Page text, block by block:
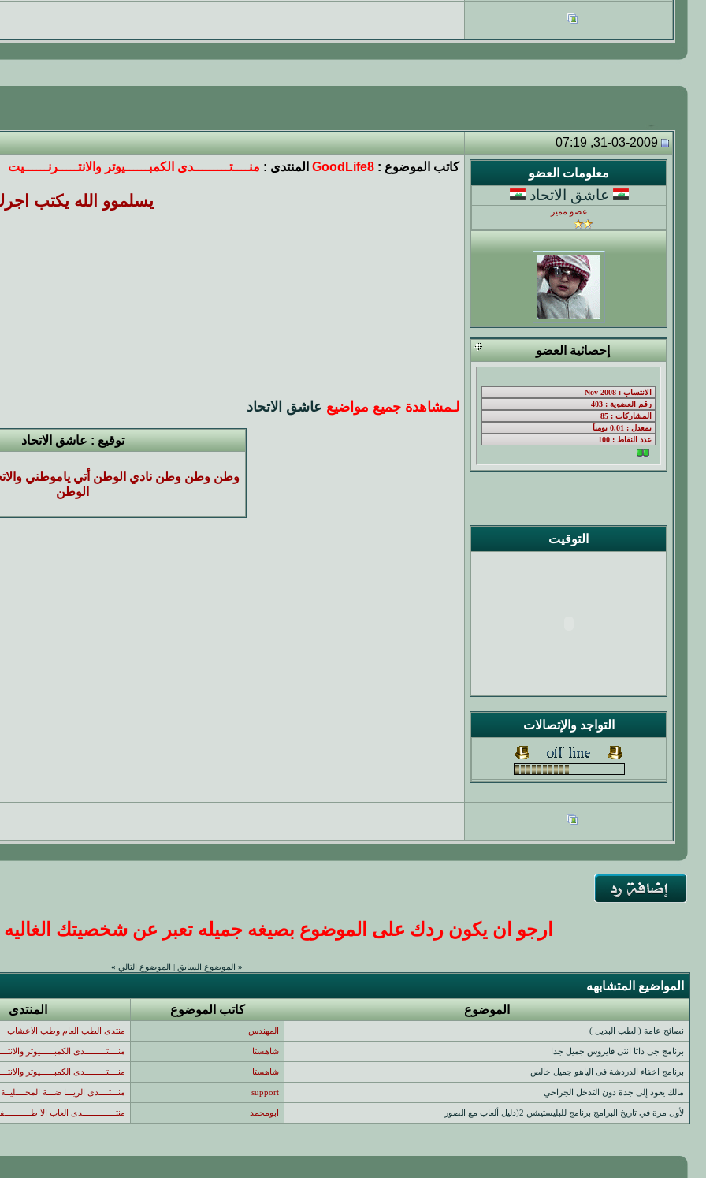
31-03-2009, 07:19
معلومات العضو
عاشق الاتحاد
عضو مميز
إحصائية العضو
التوقيت
التواجد والإتصالات
كاتب الموضوع : GoodLife8 المنتدى : منــــتـــــــــدى الكمبــــــيوتر والانتـــــرنــــــيت
يسلموو الله يكتب
لـمشاهدة جميع مواضيع عاشق الاتحاد
توقيع : عاشق الاتحاد
وطن وطن وطن نادي الوطن أتي ياموطني
الوطن
ارجو ان يكون ردك على الموضوع بصيغه جميله تعبر عن شخصيتك الغاليه
« الموضوع السابق الموضوع التالي »
المواضيع المتشابهه
الموضوع
كاتب الموضوع المنتدى
نصائح عامة (الطب البديل ) المهندس منتدى الطب العام وطب الاعشاب
برنامج جى داتا انتى فايروس جميل جدا شاهستا منــــتـــــــــدى الكمبــــــيوتر
برنامج اخفاء الدردشة فى الياهو جميل خالص شاهستا منــــتـــــــــدى الكمبــــــيوتر
مالك يعود إلى جدة دون التدخل الجراحي support منـــتــــدى الريـــا ضـــة
لأول مرة في تاريخ البرامج برنامج للبليستيشن 2(دليل ألعاب مع الصور ابومحمد منتــــــــــــــدى العاب الا